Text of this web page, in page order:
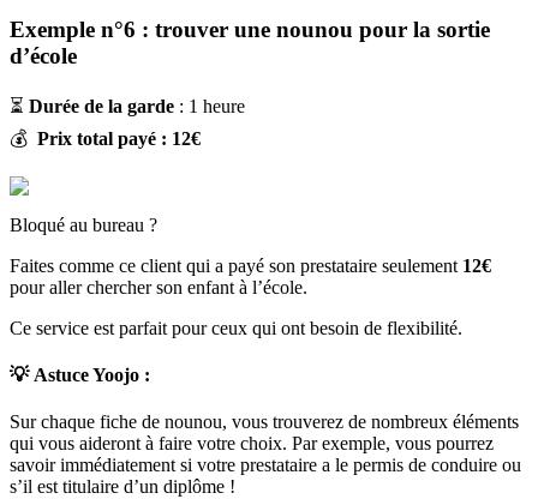
Exemple n°6 : trouver une nounou pour la sortie
d’école
⏳ Durée de la garde : 1 heure
💰 Prix total payé : 12€
Bloqué au bureau ?
Faites comme ce client qui a payé son prestataire seulement 12€
pour aller chercher son enfant à l’école.
Ce service est parfait pour ceux qui ont besoin de flexibilité.
💡 Astuce Yoojo :
Sur chaque fiche de nounou, vous trouverez de nombreux éléments
qui vous aideront à faire votre choix. Par exemple, vous pourrez
savoir immédiatement si votre prestataire a le permis de conduire ou
s’il est titulaire d’un diplôme !